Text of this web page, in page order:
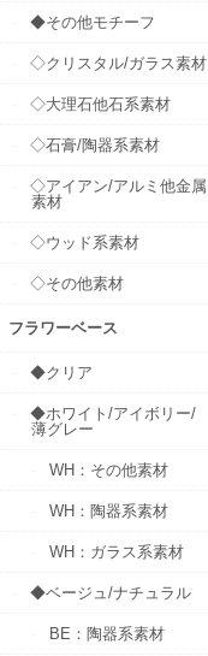
◆その他モチーフ
◇クリスタル/ガラス素材
◇大理石他石系素材
◇石膏/陶器系素材
◇アイアン/アルミ他金属
素材
◇ウッド系素材
◇その他素材
フラワーベース
◆クリア
◆ホワイト/アイボリー/
薄グレー
WH：その他素材
WH：陶器系素材
WH：ガラス系素材
◆ベージュ/ナチュラル
BE：陶器系素材